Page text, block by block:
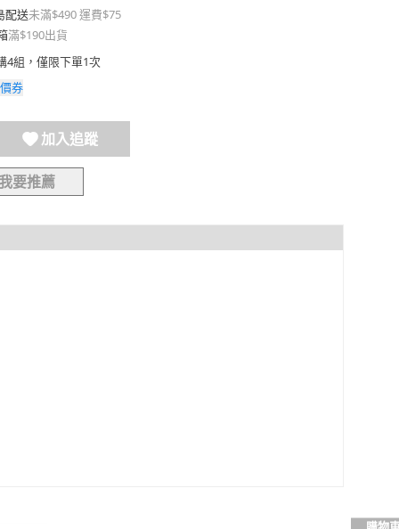
配送未滿$490 運費$75
滿$190出貨
4組，僅限下單1次
券
加入追蹤
要推薦